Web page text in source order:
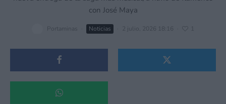
con José Maya
Portaminas Noticias 2 julio, 2026 18:16 1